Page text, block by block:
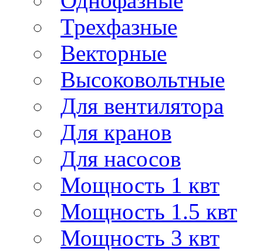
Трехфазные
Векторные
Высоковольтные
Для вентилятора
Для кранов
Для насосов
Мощность 1 квт
Мощность 1.5 квт
Мощность 3 квт